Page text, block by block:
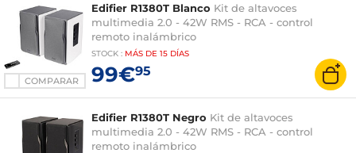
COMPARAR
Edifier R1380T Blanco Kit de altavoces
multimedia 2.0 - 42W RMS - RCA - control
remoto inalámbrico
STOCK : MÁS DE 15 DÍAS
99€95
Edifier R1380T Negro Kit de altavoces
multimedia 2.0 - 42W RMS - RCA - control
remoto inalámbrico